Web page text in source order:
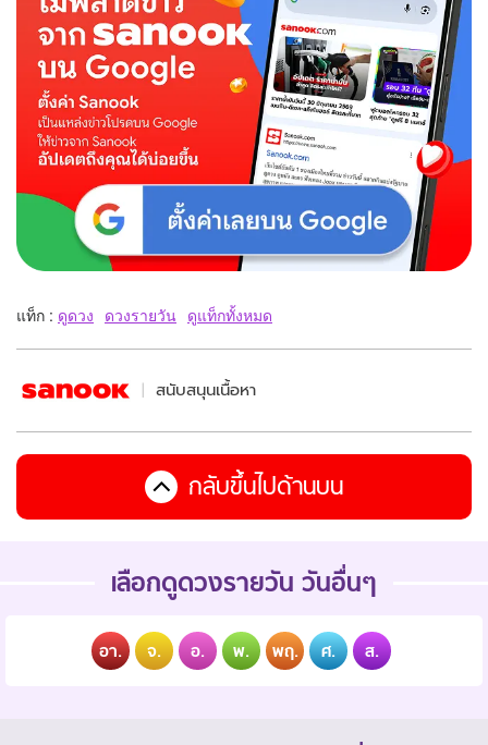
แท็ก : ดูดวง ดวงรายวัน ดูแท็กทั้งหมด
สนับสนุนเนื้อหา
กลับขึ้นไปด้านบน
เลือกดูดวงรายวัน วันอื่นๆ
อา. จ. อ. พ. พฤ. ศ. ส.